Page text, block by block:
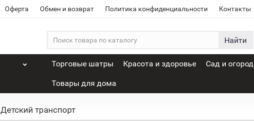
Оферта Обмен и возврат Политика конфиденциальности Контакты
Найти
Торговые шатры Красота и здоровье Сад и огород
Товары для дома
Детский транспорт